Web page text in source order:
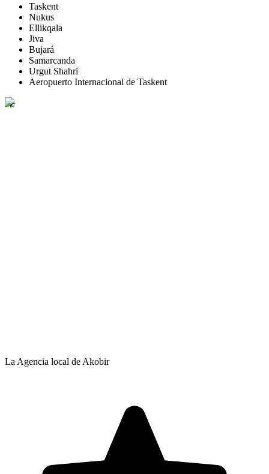
Taskent
Nukus
Ellikqala
Jiva
Bujará
Samarcanda
Urgut Shahri
Aeropuerto Internacional de Taskent
La Agencia local de Akobir